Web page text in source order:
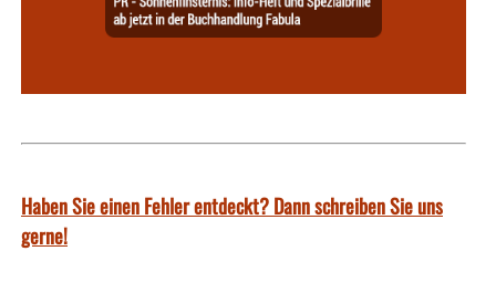
Haben Sie einen Fehler entdeckt? Dann schreiben Sie uns
gerne!